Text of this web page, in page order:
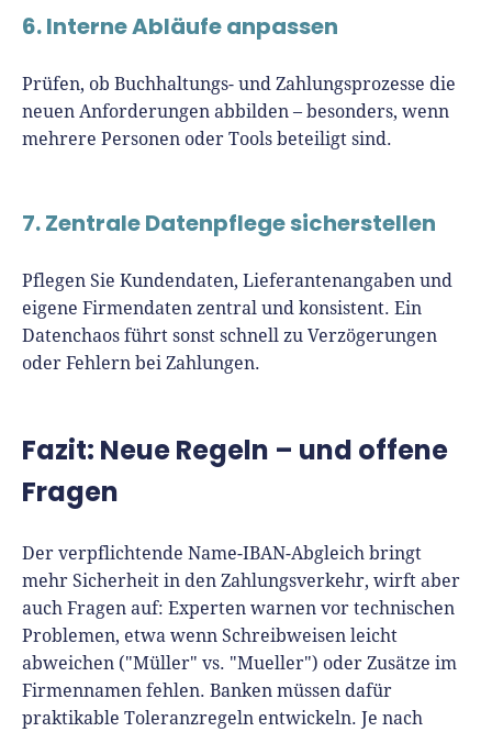
6. Interne Abläufe anpassen
Prüfen, ob Buchhaltungs- und Zahlungsprozesse die
neuen Anforderungen abbilden – besonders, wenn
mehrere Personen oder Tools beteiligt sind.
7. Zentrale Datenpflege sicherstellen
Pflegen Sie Kundendaten, Lieferantenangaben und
eigene Firmendaten zentral und konsistent. Ein
Datenchaos führt sonst schnell zu Verzögerungen
oder Fehlern bei Zahlungen.
Fazit: Neue Regeln – und offene
Fragen
Der verpflichtende Name-IBAN-Abgleich bringt
mehr Sicherheit in den Zahlungsverkehr, wirft aber
auch Fragen auf: Experten warnen vor technischen
Problemen, etwa wenn Schreibweisen leicht
abweichen ("Müller" vs. "Mueller") oder Zusätze im
Firmennamen fehlen. Banken müssen dafür
praktikable Toleranzregeln entwickeln. Je nach